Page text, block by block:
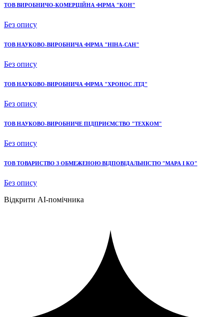
ТОВ ВИРОБНИЧО-КОМЕРЦІЙНА ФІРМА "КОН"
Без опису
ТОВ НАУКОВО-ВИРОБНИЧА ФІРМА "НІНА-САН"
Без опису
ТОВ НАУКОВО-ВИРОБНИЧА ФІРМА "ХРОНОС ЛТД"
Без опису
ТОВ НАУКОВО-ВИРОБНИЧЕ ПІДПРИЄМСТВО "ТЕХКОМ"
Без опису
ТОВ ТОВАРИСТВО З ОБМЕЖЕНОЮ ВІДПОВІДАЛЬНІСТЮ "МАРА І КО"
Без опису
Відкрити AI-помічника